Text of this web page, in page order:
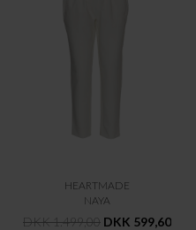
HEARTMADE
NAYA
DKK 1.499,00 DKK 599,60